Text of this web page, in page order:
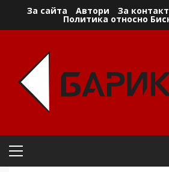
За сайта Автори За
Политика относно
Primary